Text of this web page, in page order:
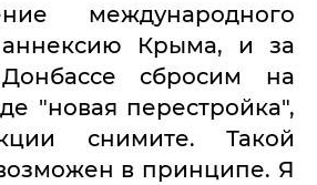
международного
Крыма, и за
сбросим на
"новая перестройка",
снимите. Такой
в принципе. Я